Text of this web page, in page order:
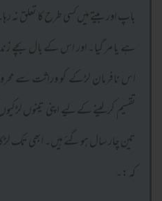
باپ اور بیتے میں کسی طرح کا تعلق نہ
ہے یا مر گیا۔ اور اس کے بال بچے
اس نافرمان لڑکے کو وراثت سے
تقسیم کرلینے کےلیے اپنی تینوں
تین چار سال ہوگئے ہیں۔ ابھی تک
کہ :۔